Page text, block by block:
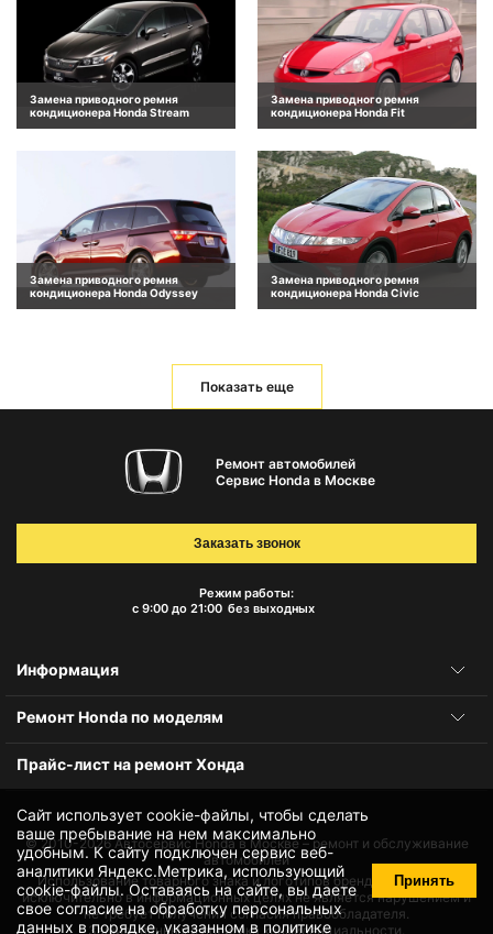
Замена приводного ремня
кондиционера Honda Stream
Замена приводного ремня
кондиционера Honda Fit
Замена приводного ремня
кондиционера Honda Odyssey
Замена приводного ремня
кондиционера Honda Civic
Показать еще
Сайт использует cookie-файлы, чтобы сделать
ваше пребывание на нем максимально
удобным. К cайту подключен сервис веб-
аналитики Яндекс.Метрика, использующий
cookie-файлы. Оставаясь на сайте, вы даете
своесогласие на обработку персональных
данных в порядке, указанном в политике
Принять
Ремонт автомобилей
Сервис Honda в Москве
Режим работы:
с 9:00 до 21:00 без выходных
Заказать звонок
Информация
Ремонт Honda по моделям
Прайс-лист на ремонт Хонда
© 2010-2026Автосервис Honda в Москве – ремонт и обслуживание
автомобилей
Использование товарного знака и логотипов бренда происходит
исключительно в информационных целях не является нарушением и
не требует получения согласия правообладателя.
Защита данных и политика конфиденциальности.